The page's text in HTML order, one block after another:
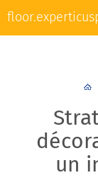
Plancher
un